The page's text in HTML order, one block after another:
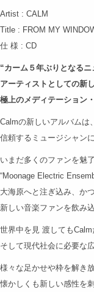
Artist : CALM
Title : FROM MY
仕 様 : CD
“カーム５年ぶりとなる
アーティストとしての新
極上のメディテーション
Calmの新しいアルバムは
信頼するミュージシャン
いまだ多くのファンを魅
“Moonage Electric
大海原へと注ぎ込み、か
新しい音楽ファンを飲み
世界中を見 渡してもCalm
そして現代社会に必要な
様々な足かせや枠を解き
懐かしくも新しい感性を